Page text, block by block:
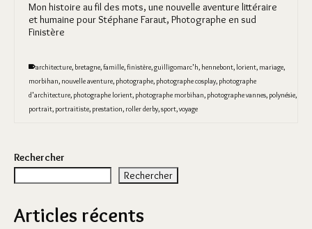
Mon histoire au fil des mots, une nouvelle aventure littéraire
et humaine pour Stéphane Faraut, Photographe en sud
Finistère
architecture, bretagne,famille,finistère,guilligomarc'h, hennebont, lorient, mariage,
morbihan, nouvelle aventure, photographe, photographe cosplay, photographe
d'architecture, photographe lorient, photographe morbihan, photographe vannes, polynésie,
portrait, portraitiste, prestation, roller derby,sport,voyage
Rechercher
Rechercher
Articles récents